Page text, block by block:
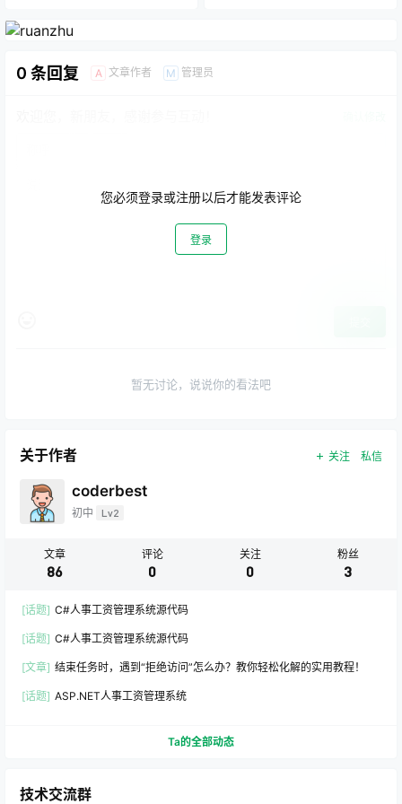
0 条回复 A 文章作者 M 管理员
您必须登录或注册以后才能发表评论
登录
暂无讨论，说说你的看法吧
关于作者 关注 私信
coderbest
初中 Lv2
文章
86
评论
0
关注
0
粉丝
3
[话题] C#人事工资管理系统源代码
[话题] C#人事工资管理系统源代码
[文章] 结束任务时，遇到“拒绝访问”怎么办？教你轻松化解的实用教程！
[话题] ASP.NET人事工资管理系统
Ta的全部动态
技术交流群